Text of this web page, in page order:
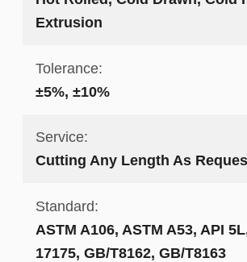
Extrusion
Tolerance:
±5%, ±10%
Service:
Cutting Any Length As
Standard:
ASTM A106, ASTM A53, API
17175, GB/T8162, GB/T8163